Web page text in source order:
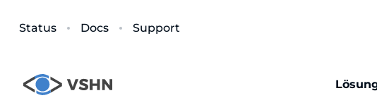
Status Docs Support